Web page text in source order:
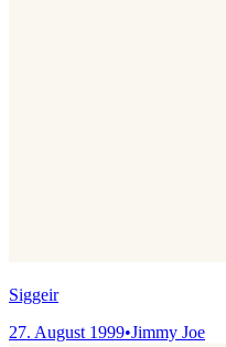
Siggeir
27. August 1999•Jimmy Joe